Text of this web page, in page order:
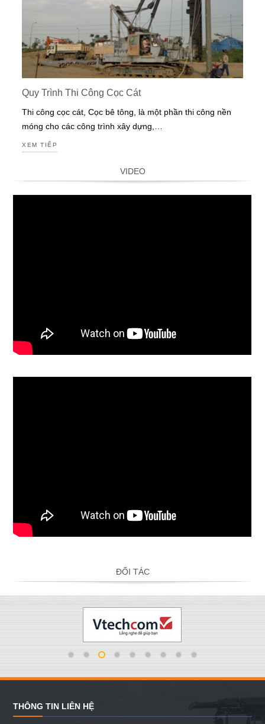
Quy Trình Thi Công Cọc Cát
Thi công cọc cát, Cọc bê tông, là một phần thi công nền
móng cho các công trình xây dựng,…
XEM TIẾP
VIDEO
ĐỐI TÁC
THÔNG TIN LIÊN HỆ